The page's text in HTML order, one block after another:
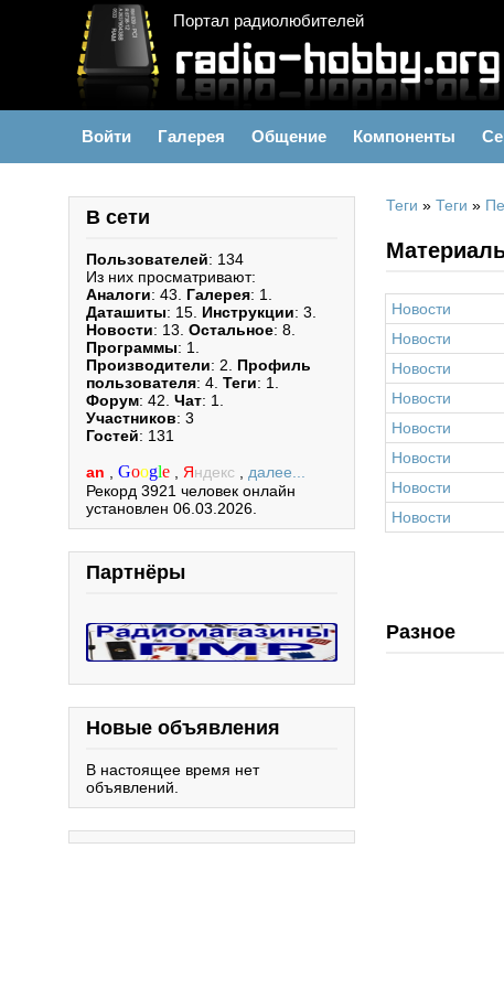
Портал радиолюбителей
Войти Галерея Общение Компоненты
В сети
Пользователей: 134
Из них просматривают:
Аналоги: 43. Галерея: 1.
Даташиты: 15. Инструкции: 3.
Новости: 13. Остальное: 8.
Программы: 1.
Производители: 2. Профиль
пользователя: 4. Теги: 1.
Форум: 42. Чат: 1.
Участников: 3
Гостей: 131
an Google Яндекс
далее...
Рекорд 3921 человек онлайн
установлен 06.03.2026.
Партнёры
Новые объявления
В настоящее время нет
объявлений.
Теги » Теги »
Новости
Новости
Новости
Новости
Новости
Новости
Новости
Новости
Разное